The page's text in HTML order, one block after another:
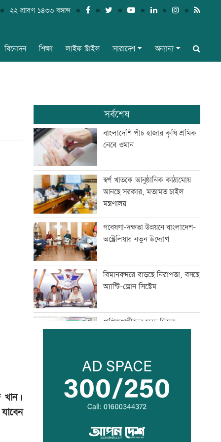
২২ শ্রাবণ ১৪৩৩ বঙ্গাব্দ
বিনোদন শিক্ষা লাইফ স্টাইল সারাদেশ অন্যান্য
খান।
সর্বশেষ
বাংলাদেশি পাঁচ হাজার কৃষি শ্রমিক
নেবে ওমান
স্বর্ণ খাতকে আনুষ্ঠানিক কাঠামোয়
আনছে সরকার, মতামত চাইল
মন্ত্রণালয়
গবেষণা-দক্ষতা উন্নয়নে বাংলাদেশ-
অস্ট্রেলিয়ার নতুন উদ্যোগ
বিমানবন্দরে বাড়ছে নিরাপত্তা, বসছে
অ্যান্টি-ড্রোন সিস্টেম
প্রশিক্ষণার্থীদের সনদ দিলো
শেখ হাসিনার কক্ষে ঝুলছে শহীদদের
রক্তামাখা জামা
পাবজি-ফ্রি ফায়ার সরাতে